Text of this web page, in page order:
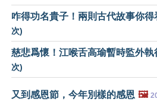
咋得功名貴子！兩則古代故事你得
次)
慈悲爲懷！江喉舌高瑜暫時監外執
次)
又到感恩節，今年別樣的感恩 🖼️